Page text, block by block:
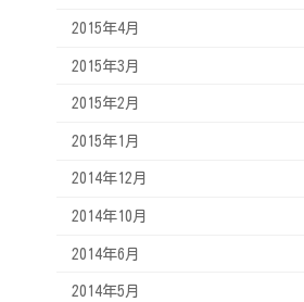
2015年4月
2015年3月
2015年2月
2015年1月
2014年12月
2014年10月
2014年6月
2014年5月